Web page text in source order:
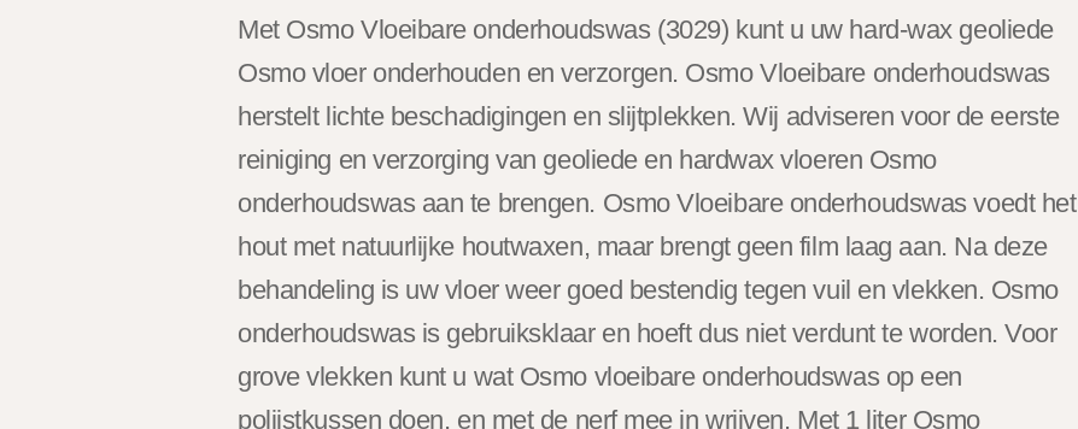
Met Osmo Vloeibare onderhoudswas (3029) kunt u uw hard-wax geoliede
Osmo vloer onderhouden en verzorgen. Osmo Vloeibare onderhoudswas
herstelt lichte beschadigingen en slijtplekken. Wij adviseren voor de eerste
reiniging en verzorging van geoliede en hardwax vloeren Osmo
onderhoudswas aan te brengen. Osmo Vloeibare onderhoudswas voedt het
hout met natuurlijke houtwaxen, maar brengt geen film laag aan. Na deze
behandeling is uw vloer weer goed bestendig tegen vuil en vlekken. Osmo
onderhoudswas is gebruiksklaar en hoeft dus niet verdunt te worden. Voor
grove vlekken kunt u wat Osmo vloeibare onderhoudswas op een
polijstkussen doen, en met de nerf mee in wrijven. Met 1 liter Osmo